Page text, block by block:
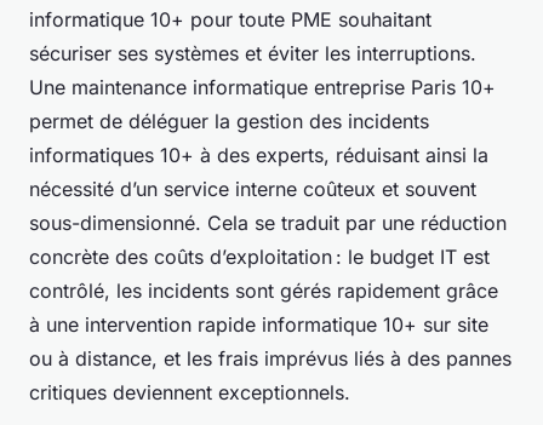
informatique 10+ pour toute PME souhaitant
sécuriser ses systèmes et éviter les interruptions.
Une maintenance informatique entreprise Paris 10+
permet de déléguer la gestion des incidents
informatiques 10+ à des experts, réduisant ainsi la
nécessité d’un service interne coûteux et souvent
sous-dimensionné. Cela se traduit par une réduction
concrète des coûts d’exploitation : le budget IT est
contrôlé, les incidents sont gérés rapidement grâce
à une intervention rapide informatique 10+ sur site
ou à distance, et les frais imprévus liés à des pannes
critiques deviennent exceptionnels.